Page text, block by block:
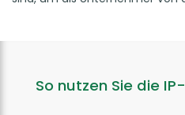
So nutzen Sie die